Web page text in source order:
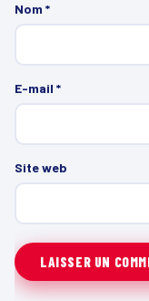
Nom *
E-mail *
Site web